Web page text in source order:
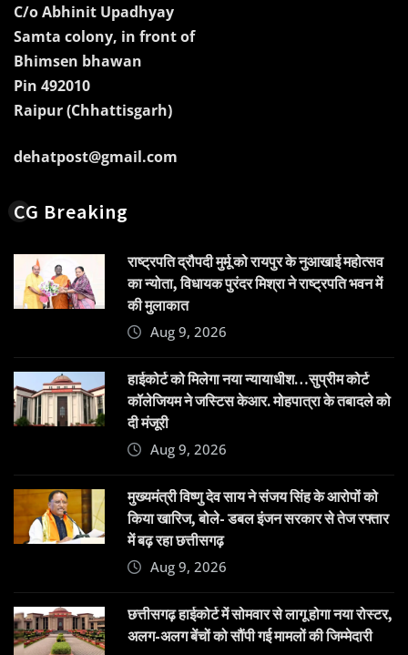
C/o Abhinit Upadhyay
Samta colony, in front of
Bhimsen bhawan
Pin 492010
Raipur (Chhattisgarh)
dehatpost@gmail.com
CG Breaking
राष्ट्रपति द्रौपदी मुर्मू को रायपुर के नुआखाई महोत्सव
का न्योता, विधायक पुरंदर मिश्रा ने राष्ट्रपति भवन में
की मुलाकात
Aug 9, 2026
हाईकोर्ट को मिलेगा नया न्यायाधीश…सुप्रीम कोर्ट
कॉलेजियम ने जस्टिस केआर. मोहपात्रा के तबादले को
दी मंजूरी
Aug 9, 2026
मुख्यमंत्री विष्णु देव साय ने संजय सिंह के आरोपों को
किया खारिज, बोले- डबल इंजन सरकार से तेज रफ्तार
में बढ़ रहा छत्तीसगढ़
Aug 9, 2026
छत्तीसगढ़ हाईकोर्ट में सोमवार से लागू होगा नया रोस्टर,
अलग-अलग बेंचों को सौंपी गई मामलों की जिम्मेदारी